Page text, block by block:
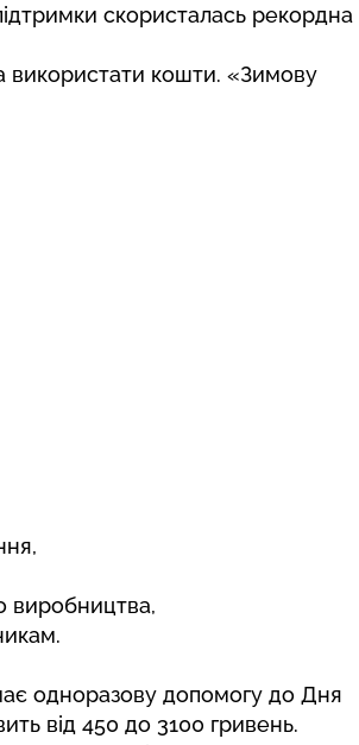
скористалась рекордна
кошти. «Зимову
виробництва,
одноразову допомогу до Дня
від 450 до 3100 гривень.